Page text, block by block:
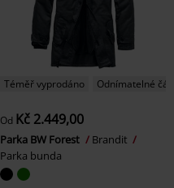
Téměř vyprodáno Odnímatelné
Od Kč 2.449,00
Parka BW Forest
Brandit
Parka bunda